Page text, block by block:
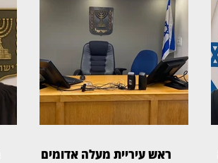
ראש עיריית מעלה אדומים